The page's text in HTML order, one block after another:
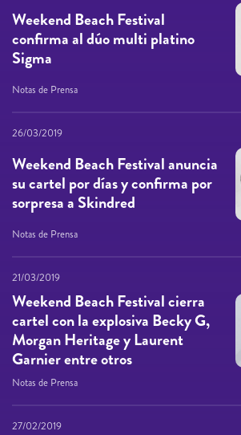
Weekend Beach Festival
confirma al dúo multi platino
Sigma
Notas de Prensa
26/03/2019
Weekend Beach Festival anuncia
su cartel por días y confirma por
sorpresa a Skindred
Notas de Prensa
21/03/2019
Weekend Beach Festival cierra
cartel con la explosiva Becky G,
Morgan Heritage y Laurent
Garnier entre otros
Notas de Prensa
27/02/2019